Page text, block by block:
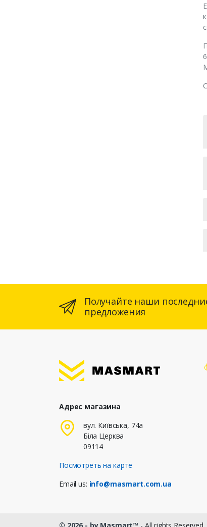
Получайте наши
предложения
Адрес магазина
вул. Київська, 74а
Біла Церква
09114
Посмотреть на карте
Email us: info@masmart.com.ua